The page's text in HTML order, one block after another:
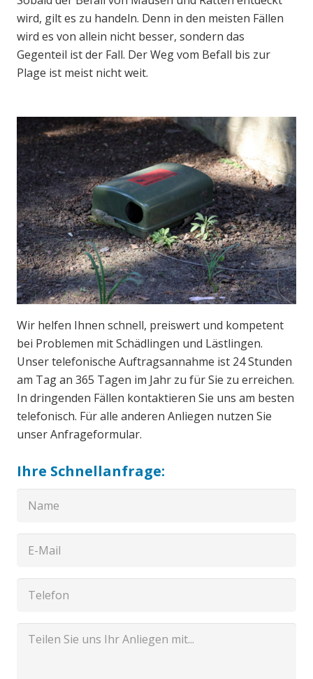
wird, gilt es zu handeln. Denn in den meisten Fällen
wird es von allein nicht besser, sondern das
Gegenteil ist der Fall. Der Weg vom Befall bis zur
Plage ist meist nicht weit.
Wir helfen Ihnen schnell, preiswert und kompetent
bei Problemen mit Schädlingen und Lästlingen.
Unser telefonische Auftragsannahme ist 24 Stunden
am Tag an 365 Tagen im Jahr zu für Sie zu erreichen.
In dringenden Fällen kontaktieren Sie uns am besten
telefonisch. Für alle anderen Anliegen nutzen Sie
unser Anfrageformular.
Ihre Schnellanfrage: